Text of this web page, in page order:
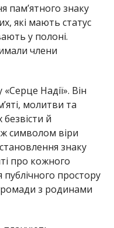
пам’ятного знаку
які мають статус
у полоні.
члени
Надії». Він
молитви та
й
символом віри
знаку
про кожного
простору
з родинами